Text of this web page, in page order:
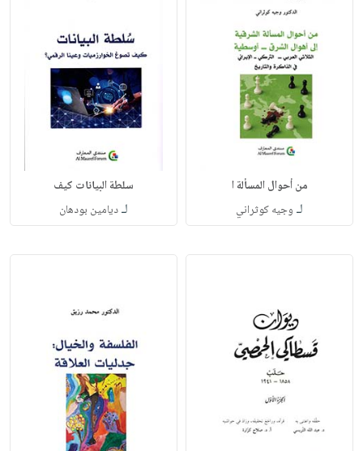
من أحوال المسألة ا
لـ وجيه كوثراني
سلطة البيانات كيف
لـديامين بودهان